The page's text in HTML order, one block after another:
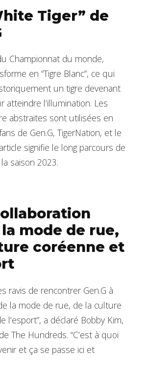
Tiger” de
Championnat du monde,
en “Tigre Blanc”, ce qui
un tigre devenant
atteindre l’illumination. Les
abstraites sont utilisées en
de Gen.G, TigerNation, et le
signifie le long parcours de
saison 2023.
mode de rue,
coréenne et
ravis de rencontrer Gen.G à
la mode de rue, de la culture
l’esport”, a déclaré Bobby Kim,
The Hundreds. “C’est à quoi
et ça se passe ici et